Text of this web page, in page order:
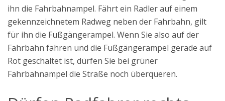
ihn die Fahrbahnampel. Fährt ein Radler auf einem
gekennzeichnetem Radweg neben der Fahrbahn, gilt
für ihn die Fußgängerampel. Wenn Sie also auf der
Fahrbahn fahren und die Fußgängerampel gerade auf
Rot geschaltet ist, dürfen Sie bei grüner
Fahrbahnampel die Straße noch überqueren.